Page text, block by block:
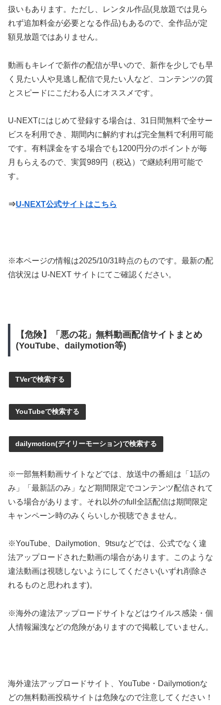
扱いもあります。ただし、レンタル作品(見放題では見ら
れず追加料金が必要となる作品)もあるので、全作品が定
額見放題ではありません。
動画もキレイで新作の配信が早いので、新作を少しでも早
く見たい人や見逃し配信で見たい人など、コンテンツの質
とスピードにこだわる人にオススメです。
U-NEXTにはじめて登録する場合は、31日間無料で全サー
ビスを利用でき、期間内に解約すれば完全無料で利用可能
です。有料課金をする場合でも1200円分のポイントが毎
月もらえるので、実質989円（税込）で継続利用可能で
す。
⇒U-NEXT公式サイトはこちら
※本ページの情報は2025/10/31時点のものです。最新の配
信状況は U-NEXT サイトにてご確認ください。
【危険】「悪の花」無料動画配信サイトまとめ
(YouTube、dailymotion等)
TVerで検索する
YouTubeで検索する
dailymotion(デイリーモーション)で検索する
※一部無料動画サイトなどでは、放送中の番組は「1話の
み」「最新話のみ」など期間限定でコンテンツ配信されて
いる場合があります。それ以外のfull全話配信は期間限定
キャンペーン時のみくらいしか視聴できません。
※YouTube、Dailymotion、9tsuなどでは、公式でなく違
法アップロードされた動画の場合があります。このような
違法動画は視聴しないようにしてください(いずれ削除さ
れるものと思われます)。
※海外の違法アップロードサイトなどはウイルス感染・個
人情報漏洩などの危険がありますので掲載していません。
海外違法アップロードサイト、YouTube・Dailymotionな
どの無料動画投稿サイトは危険なので注意してください！